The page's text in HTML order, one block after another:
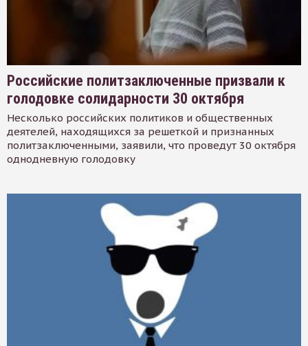
Российские политзаключенные призвали к
голодовке солидарности 30 октября
Несколько российских политиков и общественных
деятелей, находящихся за решеткой и признанных
политзаключенными, заявили, что проведут 30 октября
однодневную голодовку